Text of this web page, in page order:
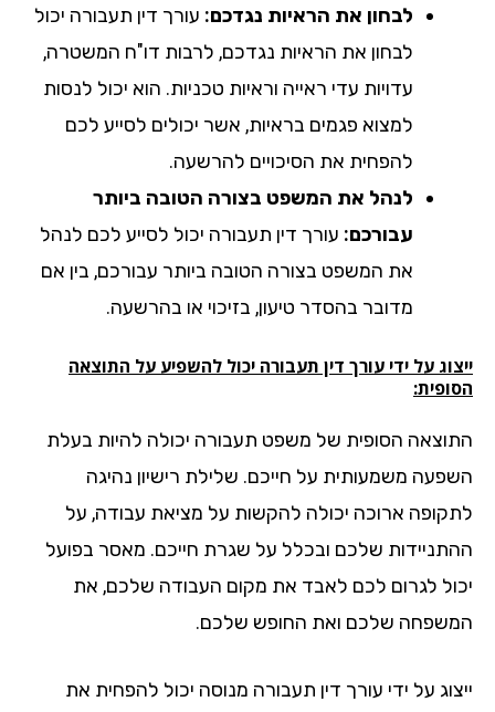
לבחון את הראיות נגדכם:עורך דין תעבורה יכול
לבחון את הראיות נגדכם, לרבות דו"ח המשטרה,
עדויות עדי ראייה וראיות טכניות. הוא יכול לנסות
למצוא פגמים בראיות, אשר יכולים לסייע לכם
להפחית את הסיכויים להרשעה.
לנהל את המשפט בצורה הטובה ביותר
עבורכם:עורך דין תעבורה יכול לסייע לכם לנהל
את המשפט בצורה הטובה ביותר עבורכם, בין אם
מדובר בהסדר טיעון, בזיכוי או בהרשעה.
על ידי עורך דין תעבורה יכול להשפיע על התוצאה
הסופית של משפט תעבורה יכולה להיות בעלת
משמעותית על חייכם. שלילת רישיון נהיגה
ארוכה יכולה להקשות על מציאת עבודה, על
שלכם ובכלל על שגרת חייכם. מאסר בפועל
לגרום לכם לאבד את מקום העבודה שלכם, את
שלכם ואת החופש שלכם.
על ידי עורך דין תעבורה מנוסה יכול להפחית את